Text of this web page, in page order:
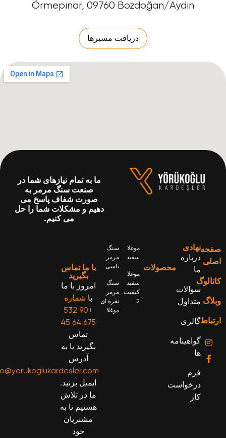
Örmepınar, 09760 Bozdoğan/Aydın
دریافت مسیرها
ما به تمام نیازهای شما در
صنعت سنگ مرمر به
صورت شفاف پاسخ می
دهیم و مشکلات شما را حل
می کنیم.
نهادی
درباره
سوالات
متداول
گالری
گواهینامه
ها
فرم
درخواست
کار
محصولات
موغلا
سفید
موغلا
سفید
کیفیت
سنگ
مرمر
یاسی
سنگ
مرمر
نقره ای
موغلا
با ما تماس
بگیرید
امروز با ما
شماره
+90 532
675 64 45
تماس
بگیرید یا به
آدرس
info@yorukoglukardesler.com
ایمیل بزنید.
ما در تلاش
هستیم تا به
مشتریان
خود